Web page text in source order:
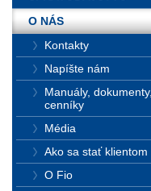
O NÁS
Kontakty
Napíšte nám
Manuály, dokumenty,
cenníky
Média
Ako sa stať klientom
O Fio